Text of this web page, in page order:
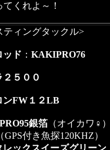
くれよ～！
ティングタックル>
ッド ： KAKIPRO76
２５００
ンFW１２LB
銀箔 （オイカワ♀
（GPS付き魚探120KHZ）